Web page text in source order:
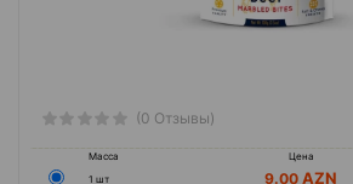
(0 Отзывы)
Масса Цена
1 шт
9.00